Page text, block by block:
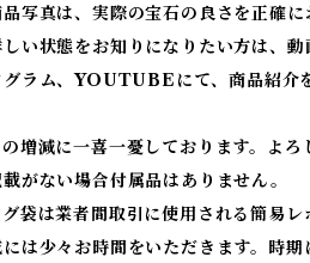
写真は、実際の宝石の良さを正確
しい状態をお知りになりたい方は、
グラム、YOUTUBEにて、商品紹介
増減に一喜一憂しております。よ
がない場合付属品はありません。
袋は業者間取引に使用される簡易
は少々お時間をいただきます。時